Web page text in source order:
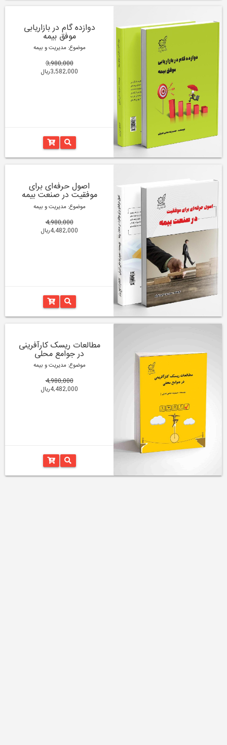
دوازده گام در بازاریابی
موفق بیمه
موضوع: مدیریت و بیمه
3,980,000
3,582,000ریال
اصول حرفه‌ای برای
موفقیت در صنعت بیمه
موضوع: مدیریت و بیمه
4,980,000
4,482,000ریال
مطالعات ریسک کارآفرینی
در جوامع محلی
موضوع: مدیریت و بیمه
4,980,000
4,482,000ریال